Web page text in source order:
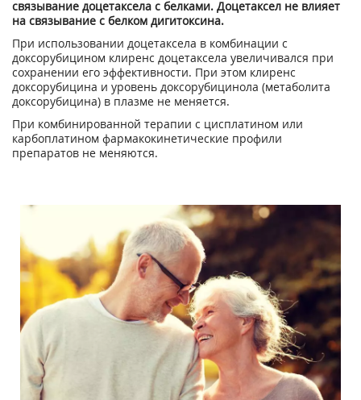
связывание доцетаксела с белками. Доцетаксел не влияет
на связывание с белком дигитоксина.
При использовании доцетаксела в комбинации с
доксорубицином клиренс доцетаксела увеличивался при
сохранении его эффективности. При этом клиренс
доксорубицина и уровень доксорубицинола (метаболита
доксорубицина) в плазме не меняется.
При комбинированной терапии с цисплатином или
карбоплатином фармакокинетические профили
препаратов не меняются.